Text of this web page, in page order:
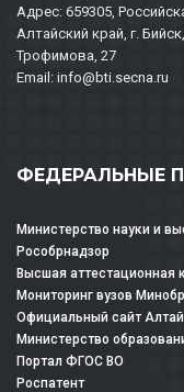
Адрес: 659305,
Алтайский край, г.
Трофимова, 27
Email: info@bti.secna.ru
ФЕДЕРАЛЬНЫЕ
Министерство науки и
Рособрнадзор
Высшая аттестационная
Мониторинг вузов
Официальный сайт
Министерство
Портал ФГОС ВО
Роспатент